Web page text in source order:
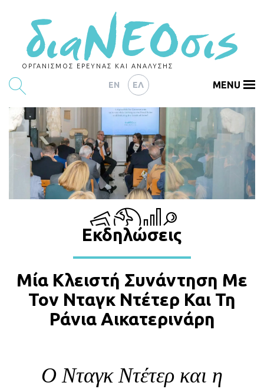
ΟΡΓΑΝΙΣΜΟΣ ΕΡΕΥΝΑΣ ΚΑΙ ΑΝΑΛΥΣΗΣ
EN ΕΛ
ΕΡΕΥΝΕΣ
ΑΡΘΡΟΓΡΑΦΙΑ
ΕΚΔΗΛΩΣΕΙΣ
DATA
ΔΕΙΚΤΕΣ
CHARTS
PODCASTS
BLOG
ABOUT
ΕΠΙΚΟΙΝΩΝΙΑ
MENU
Εκδηλώσεις
Μία Κλειστή Συνάντηση Με
Τον Νταγκ Ντέτερ Και Τη
Ράνια Αικατερινάρη
Ο Νταγκ Ντέτερ και η